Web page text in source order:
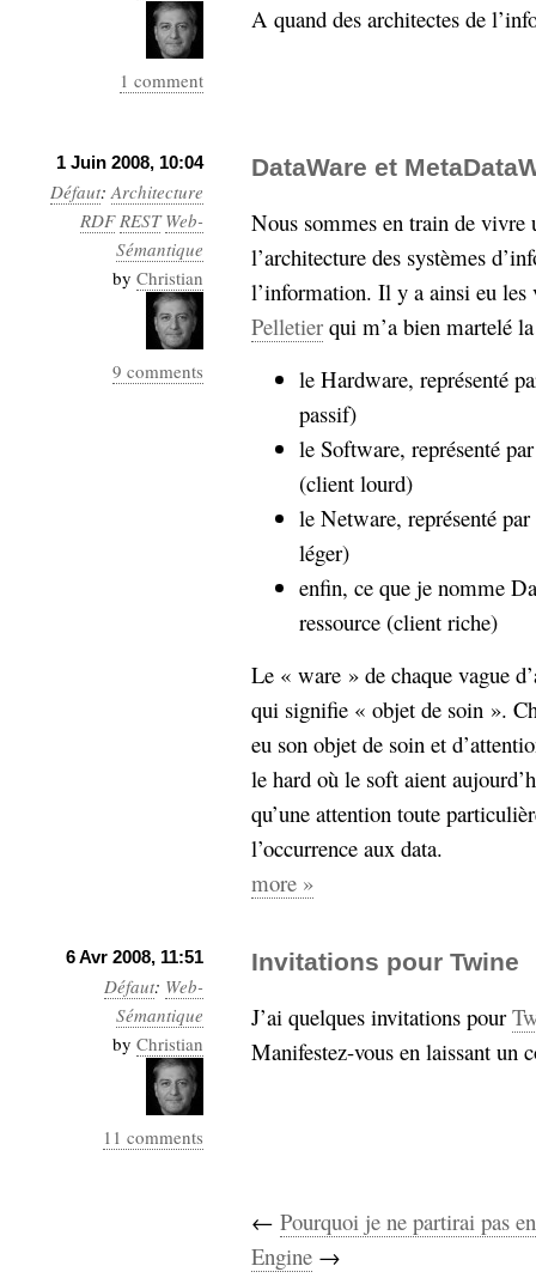
1 comment
A quand des architectes de
1 Juin 2008, 10:04
Défaut:Architecture
RDF REST Web-
Sémantique
by Christian
9 comments
DataWare et
Nous sommes en train de vivre
l’architecture des systèmes
l’information. Il y a ainsi eu les
Pelletier qui m’a bien martelé
le Hardware, représenté
passif)
le Software, représenté
(client lourd)
le Netware, représenté
léger)
enfin, ce que je nomme
ressource (client riche)
Le « ware » de chaque vague
qui signifie « objet de soin ».
eu son objet de soin et
le hard où le soft aient
qu’une attention toute
l’occurrence aux data.
more »
6 Avr 2008, 11:51
Défaut: Web-
Sémantique
by Christian
11 comments
Invitations pour Twine
J’ai quelques invitations pour
Manifestez-vous en laissant un
← Pourquoi je ne partirai pas
Engine →